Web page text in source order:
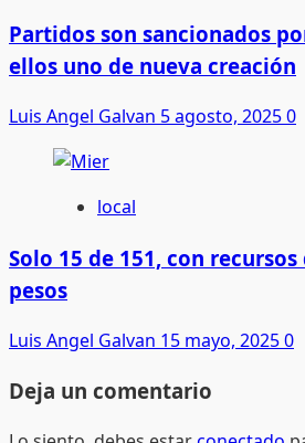
Partidos son sancionados
ellos uno de nueva creación
Luis Angel Galvan 5 agosto, 20250
local
Solo 15 de 151, con recursos
pesos
Luis Angel Galvan 15 mayo, 20250
Deja un comentario